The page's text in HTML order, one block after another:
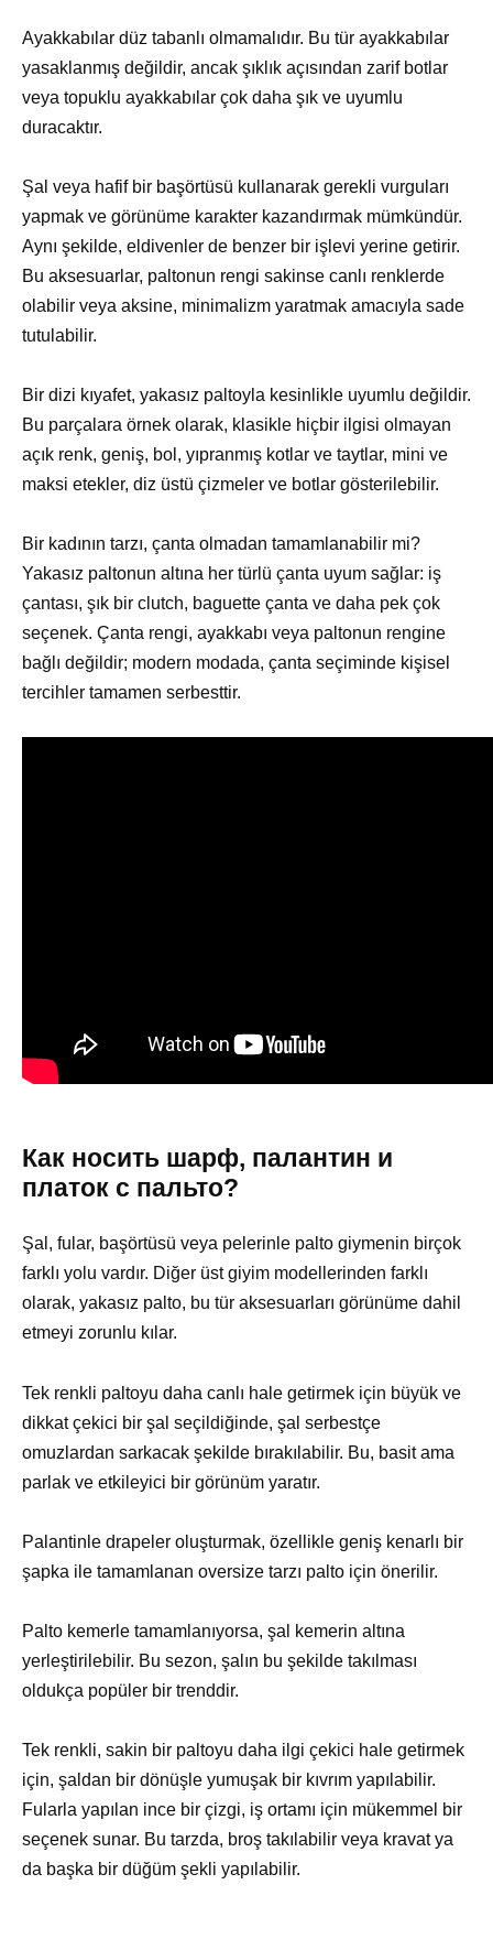
Ayakkabılar düz tabanlı olmamalıdır. Bu tür ayakkabılar
yasaklanmış değildir, ancak şıklık açısından zarif botlar
veya topuklu ayakkabılar çok daha şık ve uyumlu
duracaktır.
Şal veya hafif bir başörtüsü kullanarak gerekli vurguları
yapmak ve görünüme karakter kazandırmak mümkündür.
Aynı şekilde, eldivenler de benzer bir işlevi yerine getirir.
Bu aksesuarlar, paltonun rengi sakinse canlı renklerde
olabilir veya aksine, minimalizm yaratmak amacıyla sade
tutulabilir.
Bir dizi kıyafet, yakasız paltoyla kesinlikle uyumlu değildir.
Bu parçalara örnek olarak, klasikle hiçbir ilgisi olmayan
açık renk, geniş, bol, yıpranmış kotlar ve taytlar, mini ve
maksi etekler, diz üstü çizmeler ve botlar gösterilebilir.
Bir kadının tarzı, çanta olmadan tamamlanabilir mi?
Yakasız paltonun altına her türlü çanta uyum sağlar: iş
çantası, şık bir clutch, baguette çanta ve daha pek çok
seçenek. Çanta rengi, ayakkabı veya paltonun rengine
bağlı değildir; modern modada, çanta seçiminde kişisel
tercihler tamamen serbesttir.
Как носить шарф, палантин и
платок с пальто?
Şal, fular, başörtüsü veya pelerinle palto giymenin birçok
farklı yolu vardır. Diğer üst giyim modellerinden farklı
olarak, yakasız palto, bu tür aksesuarları görünüme dahil
etmeyi zorunlu kılar.
Tek renkli paltoyu daha canlı hale getirmek için büyük ve
dikkat çekici bir şal seçildiğinde, şal serbestçe
omuzlardan sarkacak şekilde bırakılabilir. Bu, basit ama
parlak ve etkileyici bir görünüm yaratır.
Palantinle drapeler oluşturmak, özellikle geniş kenarlı bir
şapka ile tamamlanan oversize tarzı palto için önerilir.
Palto kemerle tamamlanıyorsa, şal kemerin altına
yerleştirilebilir. Bu sezon, şalın bu şekilde takılması
oldukça popüler bir trenddir.
Tek renkli, sakin bir paltoyu daha ilgi çekici hale getirmek
için, şaldan bir dönüşle yumuşak bir kıvrım yapılabilir.
Fularla yapılan ince bir çizgi, iş ortamı için mükemmel bir
seçenek sunar. Bu tarzda, broş takılabilir veya kravat ya
da başka bir düğüm şekli yapılabilir.